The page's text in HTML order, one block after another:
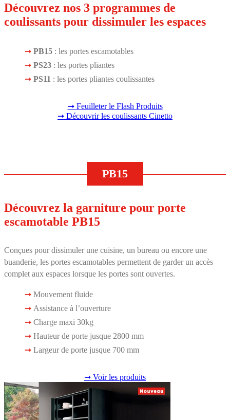
Découvrez nos 3 programmes de
coulissants pour dissimuler les espaces
PB15 : les portes escamotables
PS23 : les portes pliantes
PS11 : les portes pliantes coulissantes
➞ Feuilleter le Flash Produits
➞ Découvrir les coulissants Cinetto
PB15
Découvrez la garniture pour porte
escamotable PB15
Conçues pour dissimuler une cuisine, un bureau ou encore une
buanderie, les portes escamotables permettent de garder un accès
complet aux espaces lorsque les portes sont ouvertes.
Mouvement fluide
Assistance à l’ouverture
Charge maxi 30kg
Hauteur de porte jusque 2800 mm
Largeur de porte jusque 700 mm
➞ Voir les produits